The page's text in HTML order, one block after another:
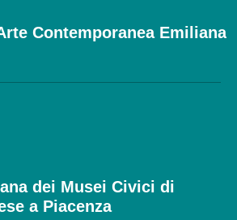
Contemporanea Emiliana
dei Musei Civici di
a Piacenza